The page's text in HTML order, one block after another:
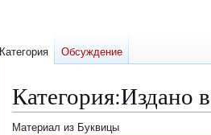
Категория:Издано
Материал из Буквицы
Категория Обсуждение